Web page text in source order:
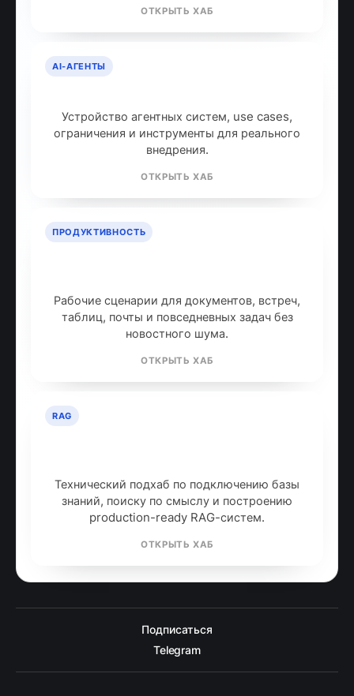
ОТКРЫТЬ ХАБ
AI-АГЕНТЫ
Устройство агентных систем, use cases,
ограничения и инструменты для реального
внедрения.
ОТКРЫТЬ ХАБ
ПРОДУКТИВНОСТЬ
Рабочие сценарии для документов, встреч,
таблиц, почты и повседневных задач без
новостного шума.
ОТКРЫТЬ ХАБ
RAG
Технический подхаб по подключению базы
знаний, поиску по смыслу и построению
production-ready RAG-систем.
ОТКРЫТЬ ХАБ
Подписаться
Telegram